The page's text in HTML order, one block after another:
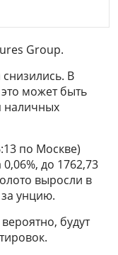
Group.
В
может быть
наличных
по Москве)
до 1762,73
выросли в
унцию.
будут